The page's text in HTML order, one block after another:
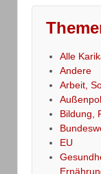
Alle
Andere
Arbeit,
Bildung,
EU